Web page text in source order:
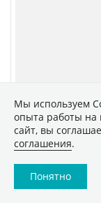
Мы используем
опыта работы на
сайт, вы
соглашения.
Понятно